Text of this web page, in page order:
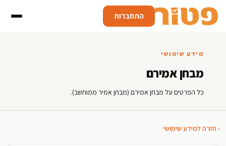
התחברות
מידע שימושי
מבחן אמירם
כל הפרטים על מבחן אמירם (מבחן אמיר ממוחשב).
› חזרה למידע שימושי